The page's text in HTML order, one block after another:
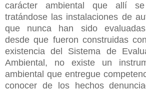
carácter ambiental que allí
tratándose las instalaciones de
que nunca han sido evaluadas
desde que fueron construidas
existencia del Sistema de
Ambiental, no existe un
ambiental que entregue
conocer de los hechos